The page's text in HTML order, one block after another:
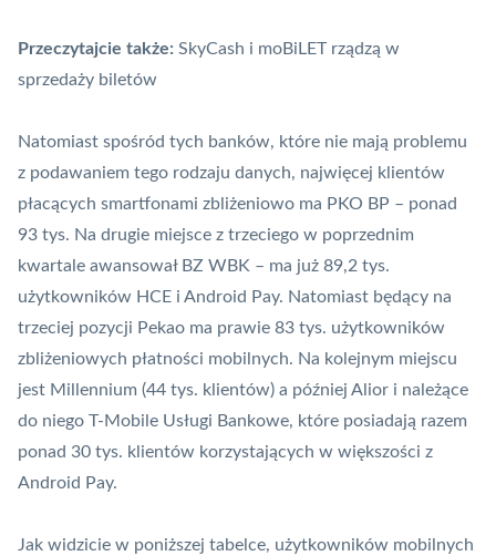
Przeczytajcie także: SkyCash i moBiLET rządzą w
sprzedaży biletów
Natomiast spośród tych banków, które nie mają problemu
z podawaniem tego rodzaju danych, najwięcej klientów
płacących smartfonami zbliżeniowo ma PKO BP – ponad
93 tys. Na drugie miejsce z trzeciego w poprzednim
kwartale awansował BZ WBK – ma już 89,2 tys.
użytkowników HCE i Android Pay. Natomiast będący na
trzeciej pozycji Pekao ma prawie 83 tys. użytkowników
zbliżeniowych płatności mobilnych. Na kolejnym miejscu
jest Millennium (44 tys. klientów) a później Alior i należące
do niego T-Mobile Usługi Bankowe, które posiadają razem
ponad 30 tys. klientów korzystających w większości z
Android Pay.
Jak widzicie w poniższej tabelce, użytkowników mobilnych